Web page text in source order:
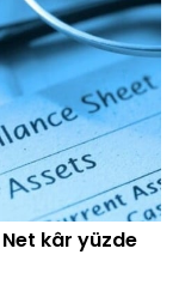
Net kâr yüzde